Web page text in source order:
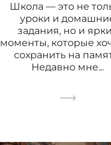
Школа — это не
уроки и
задания, но и
моменты, которые
сохранить на
Недавно мне...